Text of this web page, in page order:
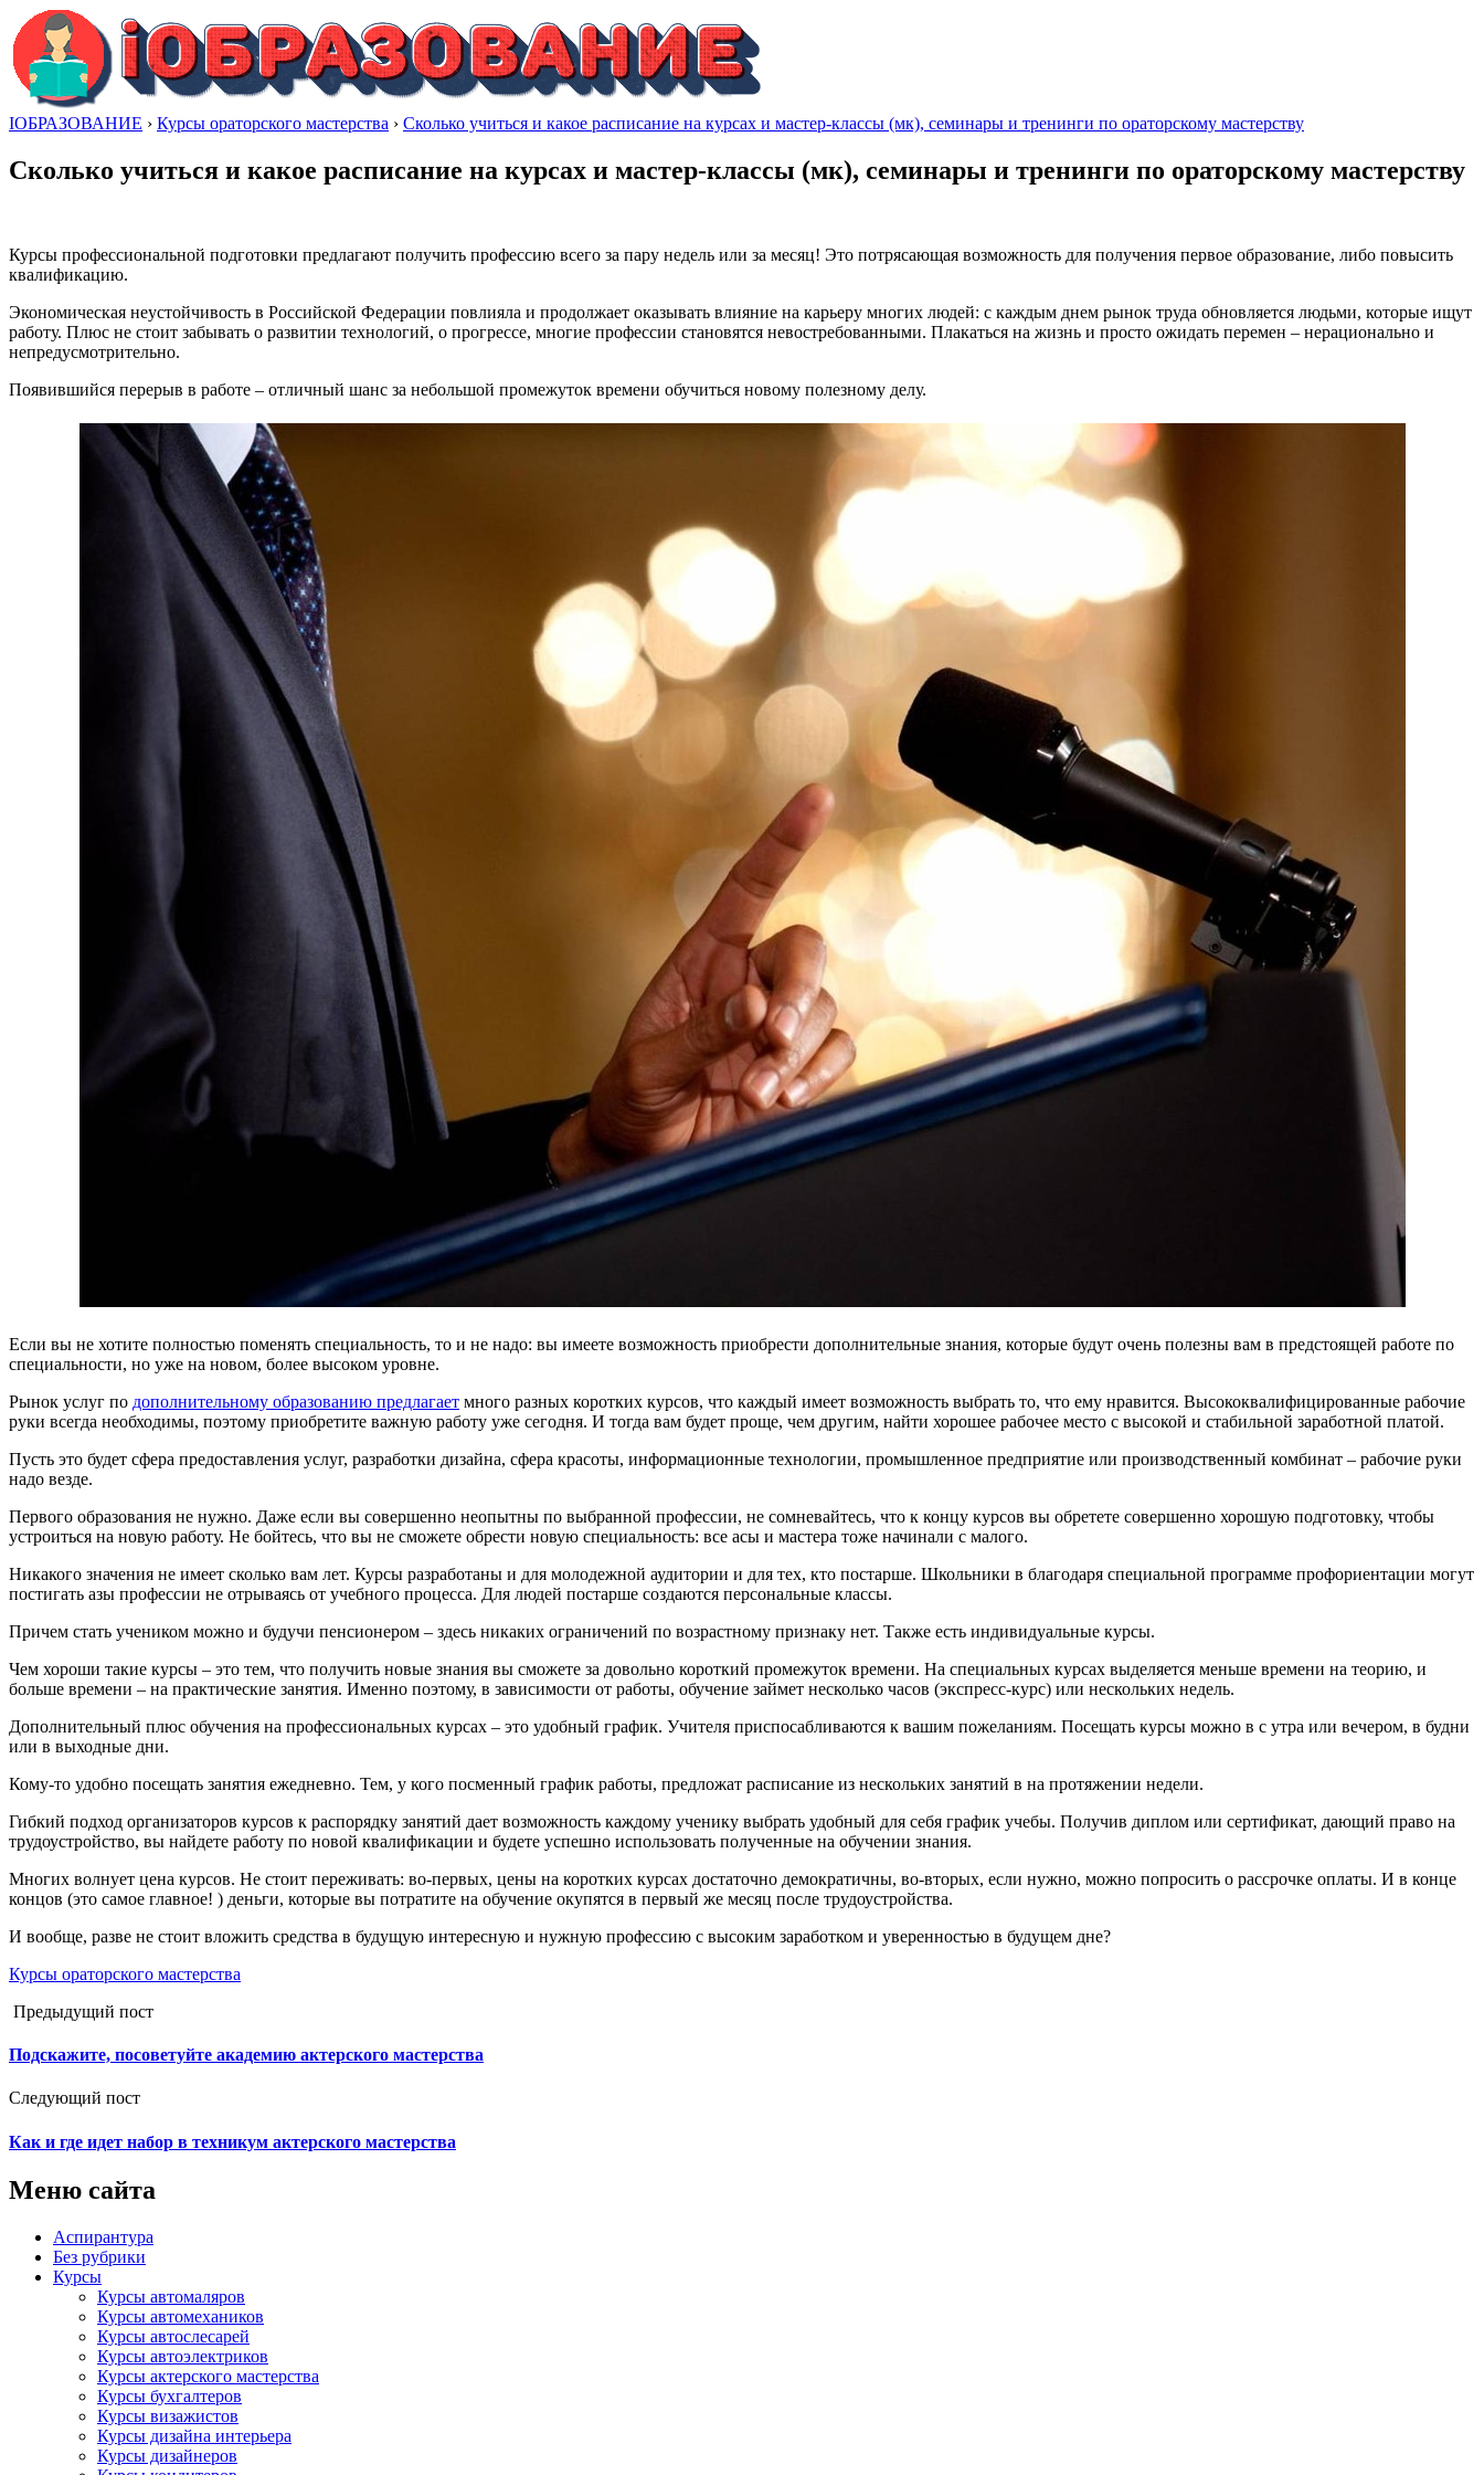
IОБРАЗОВАНИЕ › Курсы ораторского мастерства › Сколько учиться и какое расписание на курсах и мастер-классы (мк), семинары и тренинги по ораторскому мастерству
Сколько учиться и какое расписание на курсах и мастер-классы (мк), семинары и тренинги по ораторскому мастерству
Курсы профессиональной подготовки предлагают получить профессию всего за пару недель или за месяц! Это потрясающая возможность для получения первое образование, либо повысить
квалификацию.
Экономическая неустойчивость в Российской Федерации повлияла и продолжает оказывать влияние на карьеру многих людей: с каждым днем рынок труда обновляется людьми, которые ищут
работу. Плюс не стоит забывать о развитии технологий, о прогрессе, многие профессии становятся невостребованными. Плакаться на жизнь и просто ожидать перемен – нерационально и
непредусмотрительно.
Появившийся перерыв в работе – отличный шанс за небольшой промежуток времени обучиться новому полезному делу.
Если вы не хотите полностью поменять специальность, то и не надо: вы имеете возможность приобрести дополнительные знания, которые будут очень полезны вам в предстоящей работе по
специальности, но уже на новом, более высоком уровне.
Рынок услуг по дополнительному образованию предлагает много разных коротких курсов, что каждый имеет возможность выбрать то, что ему нравится. Высококвалифицированные рабочие
руки всегда необходимы, поэтому приобретите важную работу уже сегодня. И тогда вам будет проще, чем другим, найти хорошее рабочее место с высокой и стабильной заработной платой.
Пусть это будет сфера предоставления услуг, разработки дизайна, сфера красоты, информационные технологии, промышленное предприятие или производственный комбинат – рабочие руки
надо везде.
Первого образования не нужно. Даже если вы совершенно неопытны по выбранной профессии, не сомневайтесь, что к концу курсов вы обретете совершенно хорошую подготовку, чтобы
устроиться на новую работу. Не бойтесь, что вы не сможете обрести новую специальность: все асы и мастера тоже начинали с малого.
Никакого значения не имеет сколько вам лет. Курсы разработаны и для молодежной аудитории и для тех, кто постарше. Школьники в благодаря специальной программе профориентации могут
постигать азы профессии не отрываясь от учебного процесса. Для людей постарше создаются персональные классы.
Причем стать учеником можно и будучи пенсионером – здесь никаких ограничений по возрастному признаку нет. Также есть индивидуальные курсы.
Чем хороши такие курсы – это тем, что получить новые знания вы сможете за довольно короткий промежуток времени. На специальных курсах выделяется меньше времени на теорию, и
больше времени – на практические занятия. Именно поэтому, в зависимости от работы, обучение займет несколько часов (экспресс-курс) или нескольких недель.
Дополнительный плюс обучения на профессиональных курсах – это удобный график. Учителя приспосабливаются к вашим пожеланиям. Посещать курсы можно в с утра или вечером, в будни
или в выходные дни.
Кому-то удобно посещать занятия ежедневно. Тем, у кого посменный график работы, предложат расписание из нескольких занятий в на протяжении недели.
Гибкий подход организаторов курсов к распорядку занятий дает возможность каждому ученику выбрать удобный для себя график учебы. Получив диплом или сертификат, дающий право на
трудоустройство, вы найдете работу по новой квалификации и будете успешно использовать полученные на обучении знания.
Многих волнует цена курсов. Не стоит переживать: во-первых, цены на коротких курсах достаточно демократичны, во-вторых, если нужно, можно попросить о рассрочке оплаты. И в конце
концов (это самое главное! ) деньги, которые вы потратите на обучение окупятся в первый же месяц после трудоустройства.
И вообще, разве не стоит вложить средства в будущую интересную и нужную профессию с высоким заработком и уверенностью в будущем дне?
Курсы ораторского мастерства
Предыдущий пост
Подскажите, посоветуйте академию актерского мастерства
Следующий пост
Как и где идет набор в техникум актерского мастерства
Меню сайта
Аспирантура
Без рубрики
Курсы
Курсы автомаляров
Курсы автомехаников
Курсы автослесарей
Курсы автоэлектриков
Курсы актерского мастерства
Курсы бухгалтеров
Курсы визажистов
Курсы дизайна интерьера
Курсы дизайнеров